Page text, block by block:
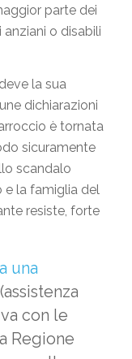
parte dei
o disabili
la sua
dichiarazioni
è tornata
sicuramente
scandalo
e la famiglia del
resiste, forte
una
con le
Regione